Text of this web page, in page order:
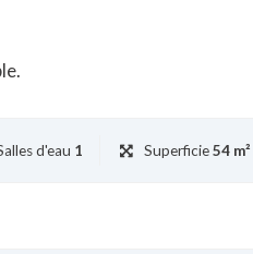
d'eau 1 Superficie 54 m²